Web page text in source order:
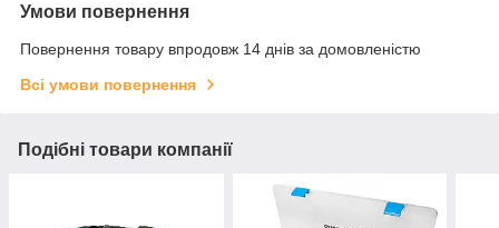
Умови повернення
Повернення товару впродовж 14 днів за домовленістю
Всі умови повернення
Подібні товари компанії